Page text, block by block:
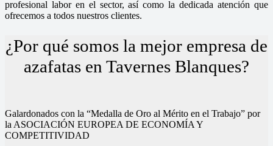
profesional labor en el sector, así como la dedicada atención que
ofrecemos a todos nuestros clientes.
¿Por qué somos la mejor empresa de
azafatas en Tavernes Blanques?
Galardonados con la “Medalla de Oro al Mérito en el Trabajo” por
la ASOCIACIÓN EUROPEA DE ECONOMÍA Y
COMPETITIVIDAD